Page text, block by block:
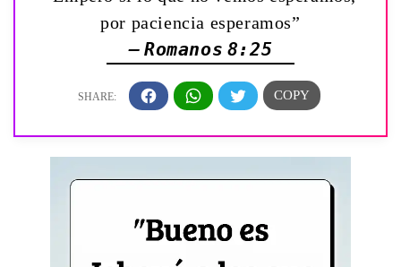
por paciencia esperamos”
— Romanos 8:25